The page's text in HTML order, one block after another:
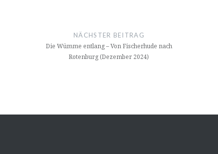
NÄCHSTER BEITRAG
Die Wümme entlang – Von Fischerhude nach
Rotenburg (Dezember 2024)